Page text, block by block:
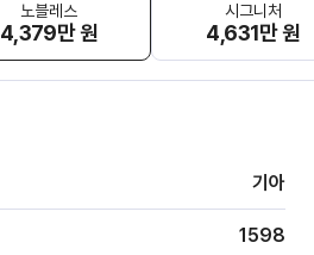
노블레스
4,379만 원
시그니처
4,631만 원
기아
1598